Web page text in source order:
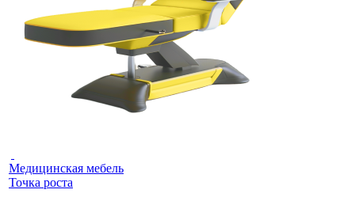
Медицинская мебель
Точка роста